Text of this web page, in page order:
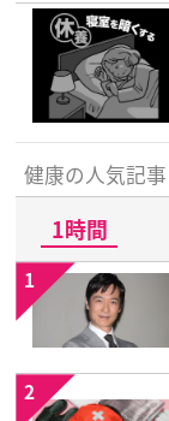
健康の人気記事
1時間
1
2